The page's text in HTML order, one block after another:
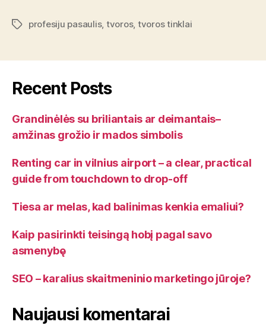
Tagsprofesiju pasaulis, tvoros, tvoros tinklai
Recent Posts
Grandinėlės su briliantais ar deimantais–
amžinas grožio ir mados simbolis
Renting car in vilnius airport – a clear, practical
guide from touchdown to drop-off
Tiesa ar melas, kad balinimas kenkia emaliui?
Kaip pasirinkti teisingą hobį pagal savo
asmenybę
SEO – karalius skaitmeninio marketingo jūroje?
Naujausi komentarai